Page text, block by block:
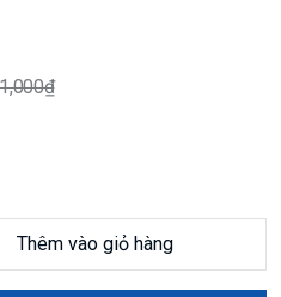
Thêm vào giỏ hàng